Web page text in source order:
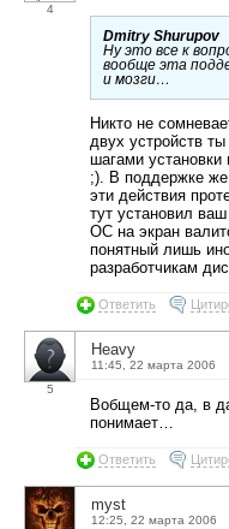
4
Dmitry Shurupov
Ну это все к
вообще эта
и мозги…
Никто не
двух устройств
шагами
;). В поддержке же
эти действия
тут установил ваш
ОС на экран
понятный лишь
разработчикам
Ответить
5
Heavy
11:45, 22 марта 2006
Вобщем-то да, в
понимает…
Ответить
myst
12:25, 22 марта 2006